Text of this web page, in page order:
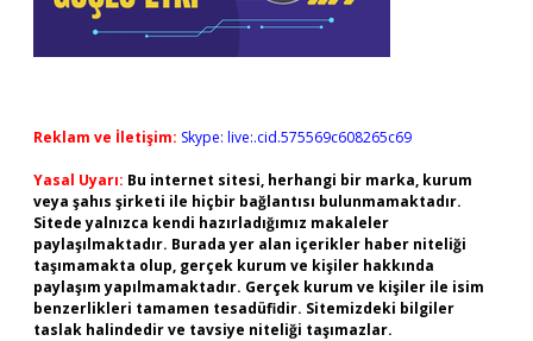
Reklam ve İletişim: Skype: live:.cid.575569c608265c69
Yasal Uyarı: Bu internet sitesi, herhangi bir marka, kurum
veya şahıs şirketi ile hiçbir bağlantısı bulunmamaktadır.
Sitede yalnızca kendi hazırladığımız makaleler
paylaşılmaktadır. Burada yer alan içerikler haber niteliği
taşımamakta olup, gerçek kurum ve kişiler hakkında
paylaşım yapılmamaktadır. Gerçek kurum ve kişiler ile isim
benzerlikleri tamamen tesadüfidir. Sitemizdeki bilgiler
taslak halindedir ve tavsiye niteliği taşımazlar.